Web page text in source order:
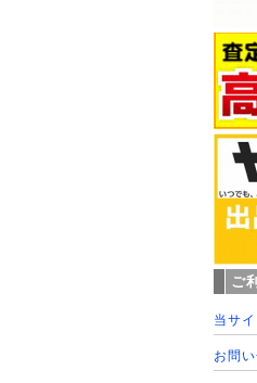
ご
当サ
お問